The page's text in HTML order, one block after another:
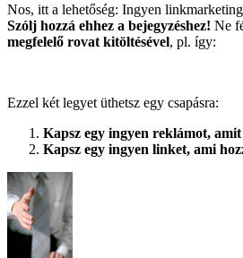
Nos, itt a lehetőség: Ingyen
Szólj hozzá ehhez a bejegyzéshez! Ne
megfelelő rovat kitöltésével, pl. így:
Ezzel két legyet üthetsz egy csapásra:
Kapsz egy ingyen reklámot,
Kapsz egy ingyen linket, ami